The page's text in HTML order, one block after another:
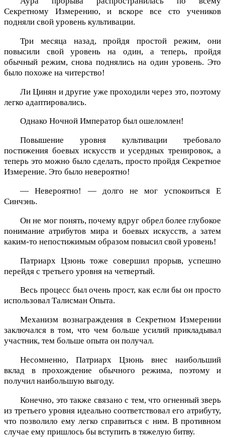
Секретному Измерению, и вскоре все сто учеников
подняли свой уровень культивации.
Три месяца назад, пройдя простой режим, они
повысили свой уровень на один, а теперь, пройдя
обычный режим, снова поднялись на один уровень. Это
было похоже на читерство!
Ли Цинян и другие уже проходили через это, поэтому
легко адаптировались.
Однако Ночной Император был ошеломлен!
Повышение уровня культивации требовало
постижения боевых искусств и усердных тренировок, а
теперь это можно было сделать, просто пройдя Секретное
Измерение. Это было невероятно!
— Невероятно! — долго не мог успокоиться Е
Синчэнь.
Он не мог понять, почему вдруг обрел более глубокое
понимание атрибутов мира и боевых искусств, а затем
каким-то непостижимым образом повысил свой уровень!
Патриарх Цзюнь тоже совершил прорыв, успешно
перейдя с третьего уровня на четвертый.
Весь процесс был очень прост, как если бы он просто
использовал Талисман Опыта.
Механизм вознаграждения в Секретном Измерении
заключался в том, что чем больше усилий прикладывал
участник, тем больше опыта он получал.
Несомненно, Патриарх Цзюнь внес наибольший
вклад в прохождение обычного режима, поэтому и
получил наибольшую выгоду.
Конечно, это также связано с тем, что огненный зверь
из третьего уровня идеально соответствовал его атрибуту,
что позволило ему легко справиться с ним. В противном
случае ему пришлось бы вступить в тяжелую битву.